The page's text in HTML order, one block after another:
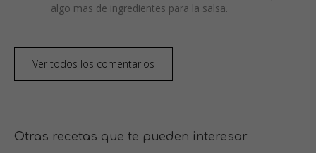
algo mas de ingredientes para la salsa.
Ver todos los comentarios
Otras recetas que te pueden interesar